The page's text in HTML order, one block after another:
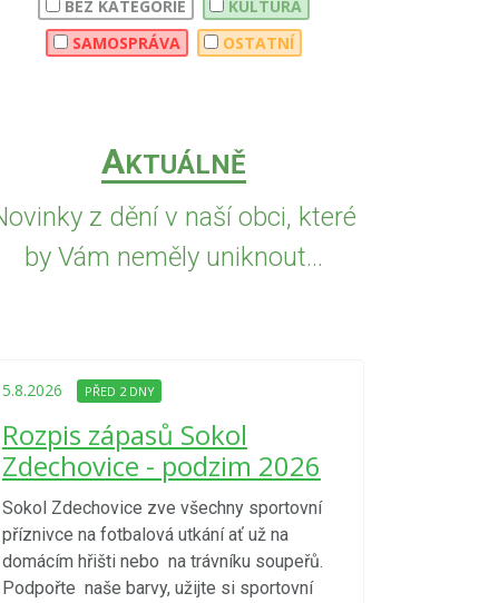
BEZ KATEGORIE
KULTURA
SAMOSPRÁVA
OSTATNÍ
AKTUÁLNĚ
z dění v naší obci, které
by Vám neměly uniknout...
5.8.2026 PŘED 2 DNY
Rozpis zápasů Sokol
Zdechovice - podzim 2026
Sokol Zdechovice zve všechny sportovní
příznivce na fotbalová utkání ať už na
domácím hřišti nebo na trávníku soupeřů.
Podpořte naše barvy, užijte si sportovní